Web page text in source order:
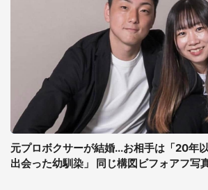
元プロボクサーが結婚...お相手は「20年
出会った幼馴染」 同じ構図ビフォアフ写